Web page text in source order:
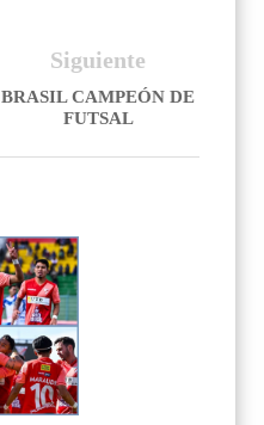
Siguiente
BRASIL CAMPEÓN DE
FUTSAL